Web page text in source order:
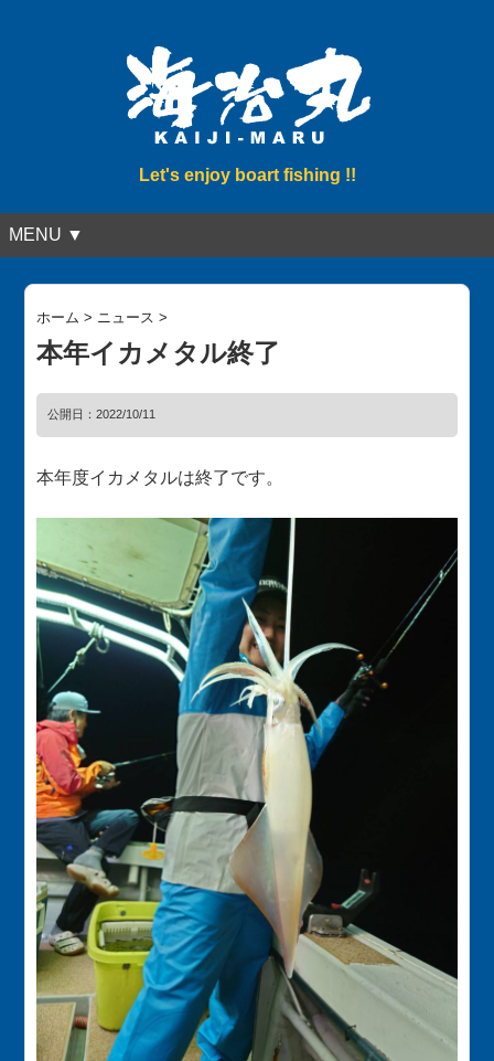
Let's enjoy boart fishing !!
MENU ▼
ホーム > ニュース >
本年イカメタル終了
公開日：2022/10/11
本年度イカメタルは終了です。